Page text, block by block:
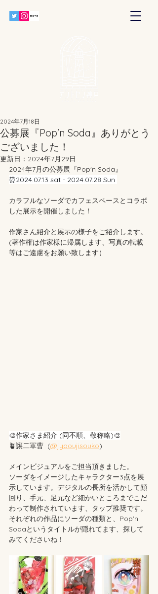
公募展『Pop'n Soda』ありがとう
ございました！
2024年7月18日
更新日： 2024年7月29日
2024年7月の公募展『Pop'n Soda』
⏰2024.07.13 sat - 2024.07.28 Sun
カラフルなソーダでカフェスペースとコラボ
した展示を開催しました！
作家さん紹介と展示の様子をご紹介します。
(著作権は作家様に帰属します、写真の転載
等はご遠慮をお願い致します）
🎨作家さま紹介 (同不順、敬称略)🎨
🪴譲二軍曹  (@jyooujisouko)
メインビジュアルをご担当頂きました。
ソーダをイメージしたキャラクター3点を展
示しています。 デジタルの長所を活かして顔
回り、手元、足元など細かいところまでこだ
わって制作されています、タップ推奨です。
それぞれの作品にソーダの種類と、Pop'n
Sodaというタイトルが隠れてます、探して
みてくださいね！